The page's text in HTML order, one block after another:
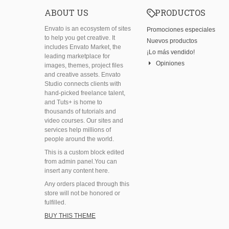
ABOUT US
Envato is an ecosystem of sites
to help you get creative. It
includes Envato Market, the
leading marketplace for
images, themes, project files
and creative assets. Envato
Studio connects clients with
hand-picked freelance talent,
and Tuts+ is home to
thousands of tutorials and
video courses. Our sites and
services help millions of
people around the world.
This is a custom block edited
from admin panel.You can
insert any content here.
Any orders placed through this
store will not be honored or
fulfilled.
BUY THIS THEME
PRODUCTOS
Promociones especiales
Nuevos productos
¡Lo más vendido!
Opiniones